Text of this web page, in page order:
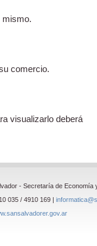
mismo.
comercio.
visualizarlo deberá
- Secretaría de Economía
035 / 4910 169 |